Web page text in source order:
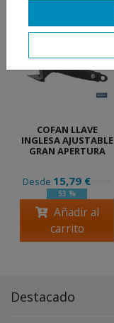
COFAN LLAVE
INGLESA AJUSTABLE
GRAN APERTURA
Desde 15,79 €
53 %
Añadir al
carrito
Destacado